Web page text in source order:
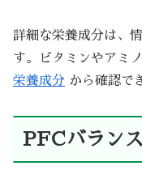
詳細な栄養成分は、
す。ビタミンやアミ
栄養成分 から確認で
PFCバランス